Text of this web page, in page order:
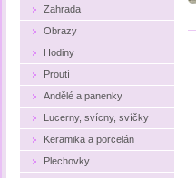
Zahrada
Obrazy
Hodiny
Proutí
Andělé a panenky
Lucerny, svícny, svíčky
Keramika a porcelán
Plechovky